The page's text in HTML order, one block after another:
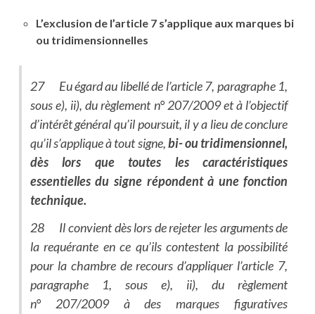
L’exclusion de l’article 7 s’applique aux marques bi
ou tridimensionnelles
27 Eu égard au libellé de l’article 7, paragraphe 1,
sous e), ii), du règlement n° 207/2009 et à l’objectif
d’intérêt général qu’il poursuit, il y a lieu de conclure
qu’il s’applique à tout signe,bi- ou tridimensionnel,
dès lors que toutes les caractéristiques
essentielles du signe répondent à une fonction
technique.
28 Il convient dès lors de rejeter les arguments de
la requérante en ce qu’ils contestent la possibilité
pour la chambre de recours d’appliquer l’article 7,
paragraphe 1, sous e), ii), du règlement
n° 207/2009 à des marques figuratives